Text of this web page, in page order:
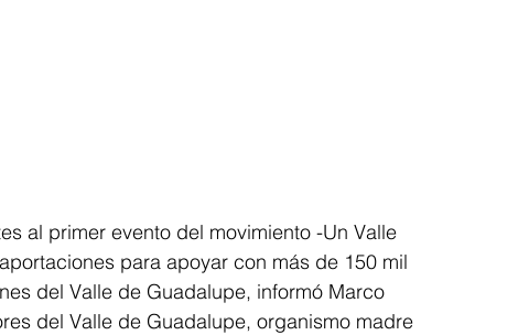
al primer evento del movimiento -Un Valle
para apoyar con más de 150 mil
del Valle de Guadalupe, informó Marco
del Valle de Guadalupe, organismo madre